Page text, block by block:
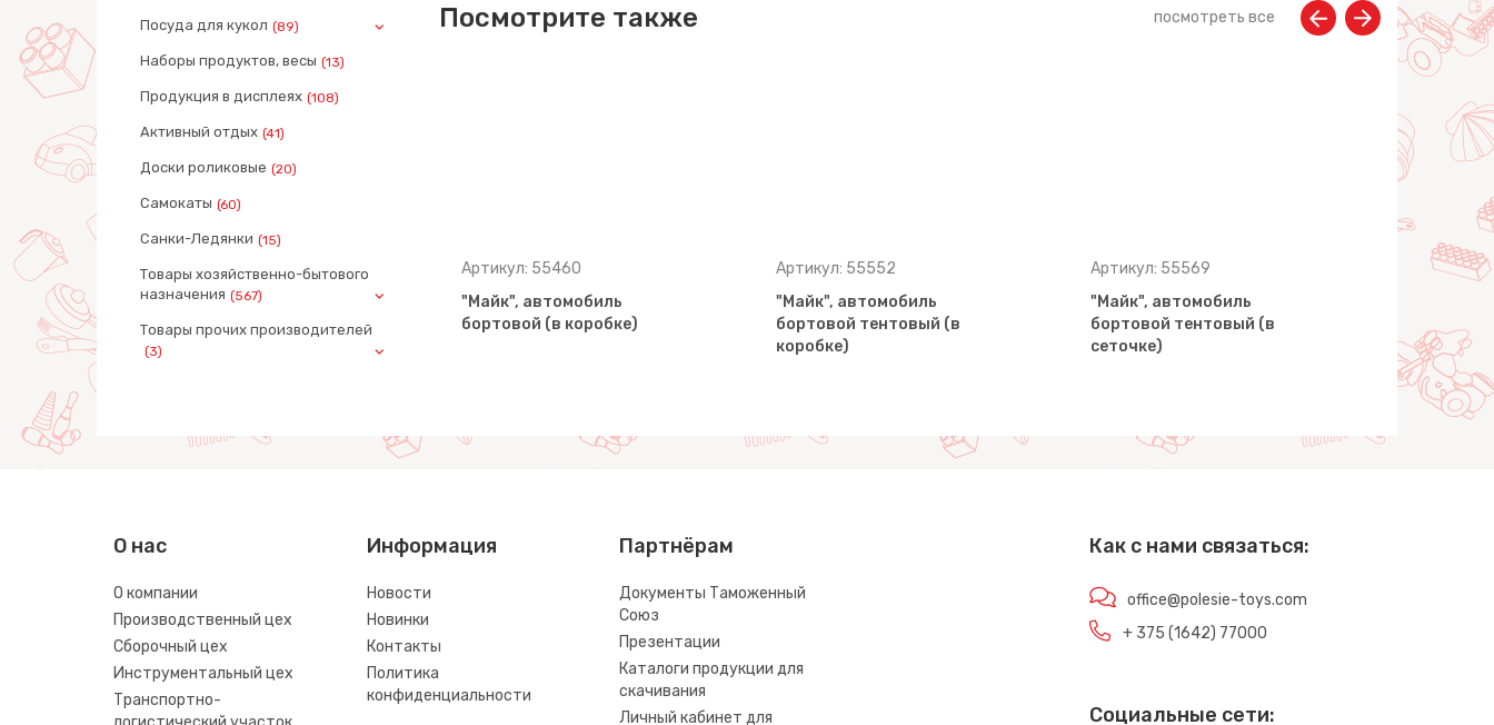
Посуда для кукол (89)
Наборы продуктов, весы (13)
Продукция в дисплеях (108)
Активный отдых (41)
Доски роликовые (20)
Самокаты (60)
Санки-Ледянки (15)
Товары хозяйственно-бытового
назначения (567)
Товары прочих производителей
(3)
Посмотрите также посмотреть все
Артикул: 55743
"Майк", автомобиль-трейлер
+ трактор-погрузчик (в
сеточке)
Артикул: 55460
"Майк", автомобиль
бортовой (в коробке)
Артикул: 55552
"Майк", автомобиль
бортовой тентовый (в
коробке)
Артикул: 55569
"Майк", автомобиль
бортовой тентовый (в
сеточке)
Артикул:
О нас
О компании
Производственный цех
Сборочный цех
Инструментальный цех
Транспортно-
Информация
Новости
Новинки
Контакты
Политика
конфиденциальности
Партнёрам
Документы Таможенный
Союз
Презентации
Каталоги продукции для
скачивания
Личный кабинет для
Как с нами связаться:
office@polesie-toys.com
+ 375 (1642) 77000
Социальные сети: